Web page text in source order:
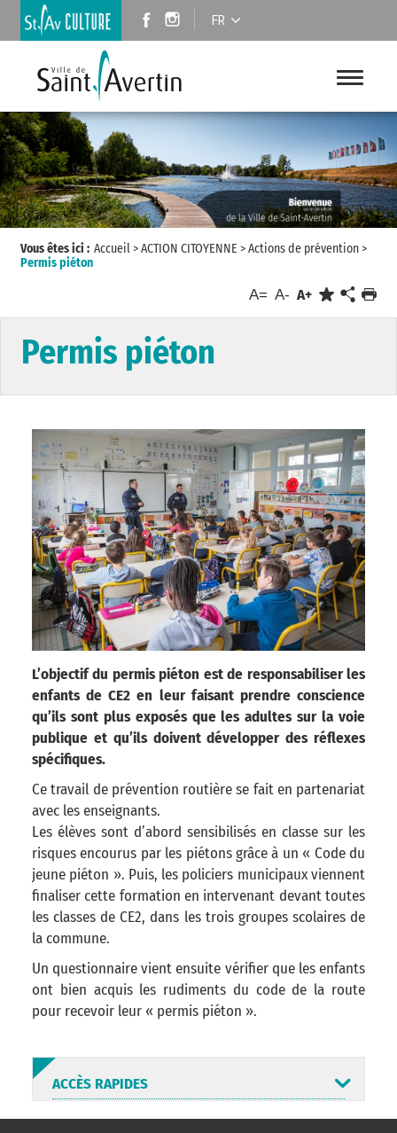
FR
Vous êtes ici : Accueil>ACTION CITOYENNE >Actions de prévention>
Permis piéton
A= A- A+
Permis piéton
L’objectif du permis piéton est de responsabiliser les
enfants de CE2 en leur faisant prendre conscience
qu’ils sont plus exposés que les adultes sur la voie
publique et qu’ils doivent développer des réflexes
spécifiques.
Ce travail de prévention routière se fait en partenariat
avec les enseignants.
Les élèves sont d’abord sensibilisés en classe sur les
risques encourus par les piétons grâce à un « Code du
jeune piéton ». Puis, les policiers municipaux viennent
finaliser cette formation en intervenant devant toutes
les classes de CE2, dans les trois groupes scolaires de
la commune.
Un questionnaire vient ensuite vérifier que les enfants
ont bien acquis les rudiments du code de la route
pour recevoir leur « permis piéton ».
ACCÈS RAPIDES